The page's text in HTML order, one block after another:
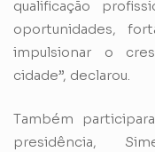
qualificação
oportunidades,
impulsionar o
cidade”, declarou.
Também
presidência,